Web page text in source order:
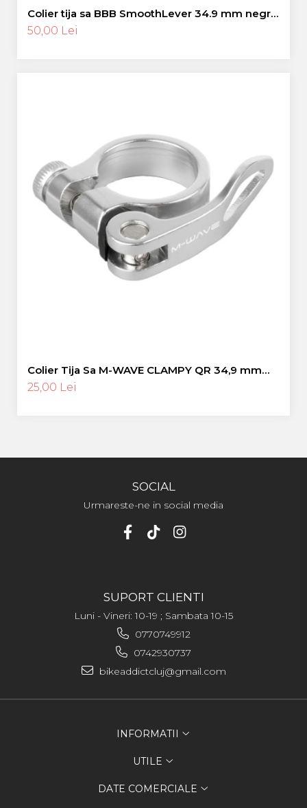
Colier tija sa BBB SmoothLever 34.9 mm negru
BSP-87
50,00 Lei
Colier Tija Sa M-WAVE CLAMPY QR 34,9 mm
Silver
25,00 Lei
SOCIAL
Urmareste-ne in social media
SUPORT CLIENTI
Luni - Vineri: 10-19 ; Sambata 10-15
0770749912
0742930737
bikeaddictcluj@gmail.com
INFORMATII
UTILE
DATE COMERCIALE